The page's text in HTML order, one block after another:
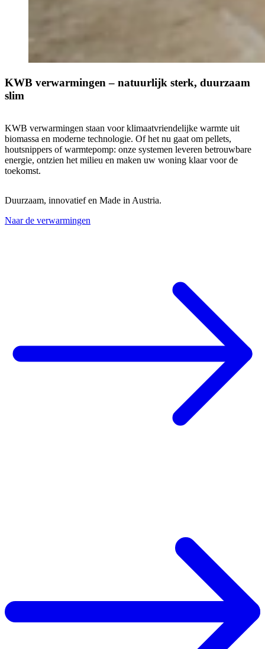
KWB verwarmingen – natuurlijk sterk, duurzaam
slim
KWB verwarmingen staan voor klimaatvriendelijke warmte uit
biomassa en moderne technologie. Of het nu gaat om pellets,
houtsnippers of warmtepomp: onze systemen leveren betrouwbare
energie, ontzien het milieu en maken uw woning klaar voor de
toekomst.
Duurzaam, innovatief en Made in Austria.
Naar de verwarmingen